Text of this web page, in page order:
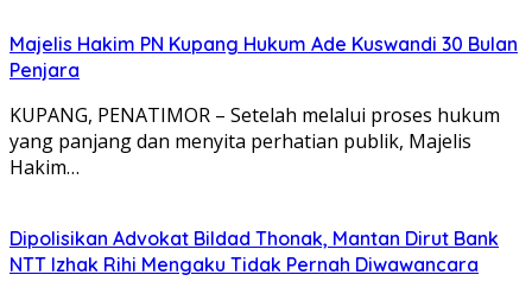
Majelis Hakim PN Kupang Hukum Ade Kuswandi 30 Bulan
Penjara
KUPANG, PENATIMOR – Setelah melalui proses hukum
yang panjang dan menyita perhatian publik, Majelis
Hakim…
Dipolisikan Advokat Bildad Thonak, Mantan Dirut Bank
NTT Izhak Rihi Mengaku Tidak Pernah Diwawancara